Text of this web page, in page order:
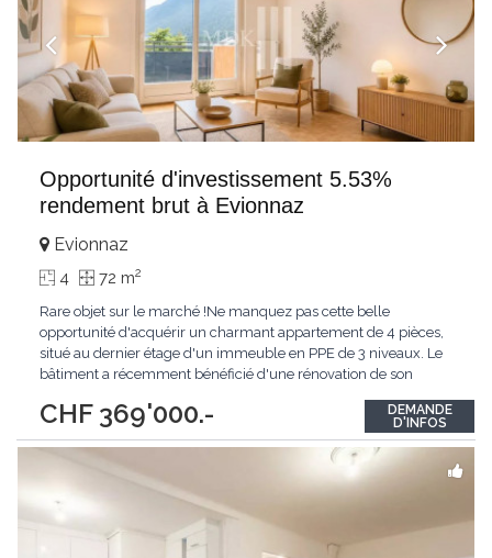
Opportunité d'investissement 5.53%
rendement brut à Evionnaz
CHF 369'000.-
Evionnaz
4 72 m2
Rare objet sur le marché !Ne manquez pas cette belle
opportunité d'acquérir un charmant appartement de 4 pièces,
situé au dernier étage d'un immeuble en PPE de 3 niveaux. Le
bâtiment a récemment bénéficié d'une rénovation de son
thermique et son efficacité énergétique.L'immeuble ne dispose
pas d'ascenseur, ce qui représente...
DEMANDE
D'INFOS